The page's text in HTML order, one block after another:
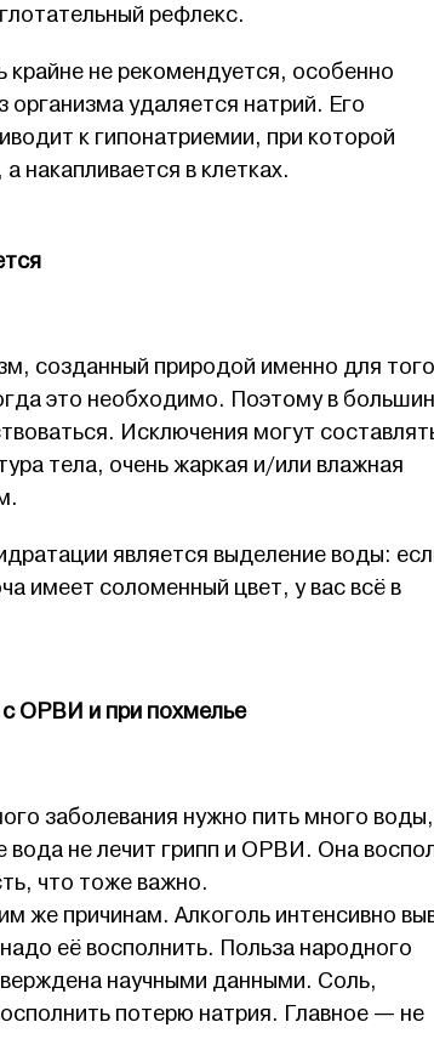
рефлекс.
крайне не рекомендуется, особенно
удаляется натрий. Его
к гипонатриемии, при которой
накапливается в клетках.
созданный природой именно для
это необходимо. Поэтому в
Исключения могут
тела, очень жаркая и/или влажная
является выделение воды:
имеет соломенный цвет, у вас всё в
ОРВИ и при похмелье
заболевания нужно пить много
не лечит грипп и ОРВИ. Она
что тоже важно.
же причинам. Алкоголь интенсивно
её восполнить. Польза народного
научными данными. Соль,
потерю натрия. Главное — не